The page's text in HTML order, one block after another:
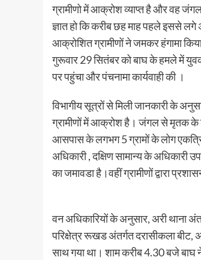
ग्रामीणो में आक्रोश व्याप्त है और वह
ज्ञात हो कि करीब छह माह पहले इससे
आक्रोशित ग्रामीणों ने जमकर हंगामा
गुरूवार 29 सितंबर को बाघ के हमले में
पर पहुंचा और पंचनामा कार्यवाही की ।
विभागीय सूत्रों से मिली जानकारी के
ग्रामीणों में आक्रोश है। जंगल से मृतक के
आसपास के लगभग 5 ग्रामों के लोग
अधिकारी , दक्षिण सामान्य के अधिकारी
का जमावडा है।वहीं ग्रामीणों द्वारा
वन अधिकारियों के अनुसार, अरी थाना
परिक्षेत्र रूखड अंतर्गत दरासीकला
साथ गया था। शाम करीब 4.30 बजे